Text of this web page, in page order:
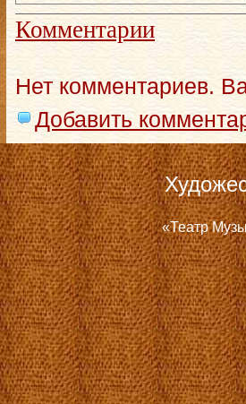
Комментарии
Нет комментариев.
Добавить
«Театр